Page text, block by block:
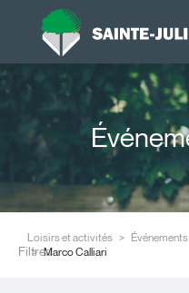
Loisirs et activités Événements
Marco Calliari
Filtres